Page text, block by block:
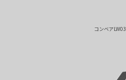
コンベアLW03